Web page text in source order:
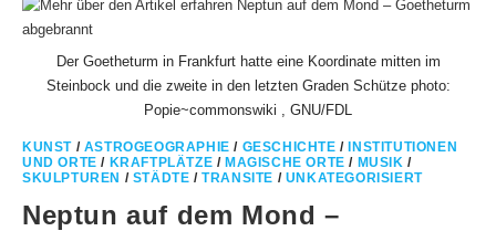
Der Goetheturm in Frankfurt hatte eine Koordinate mitten im
Steinbock und die zweite in den letzten Graden Schütze photo:
Popie~commonswiki , GNU/FDL
KUNST / ASTROGEOGRAPHIE / GESCHICHTE /INSTITUTIONEN
UND ORTE / KRAFTPLÄTZE /MAGISCHE ORTE / MUSIK /
SKULPTUREN / STÄDTE /TRANSITE / UNKATEGORISIERT
Neptun auf dem Mond –